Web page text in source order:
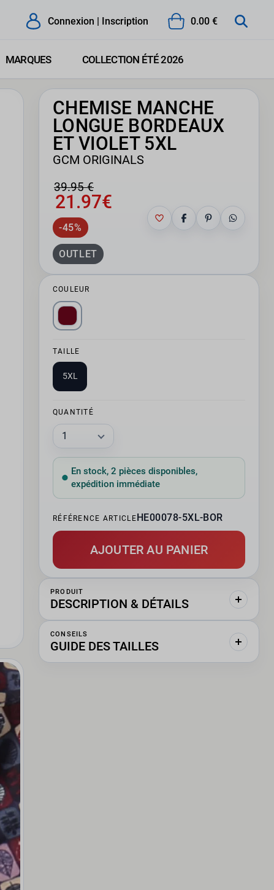
Connexion | Inscription 0.00 €
MARQUES COLLECTION ÉTÉ 2026
CHEMISE MANCHE
LONGUE BORDEAUX
ET VIOLET 5XL
GCM ORIGINALS
39.95 €
21.97€
-45%
OUTLET
COULEUR
TAILLE
5XL
QUANTITÉ
En stock, 2 pièces disponibles,
expédition immédiate
RÉFÉRENCE ARTICLEHE00078-5XL-BOR
AJOUTER AU PANIER
PRODUIT
DESCRIPTION & DÉTAILS
CONSEILS
GUIDE DES TAILLES